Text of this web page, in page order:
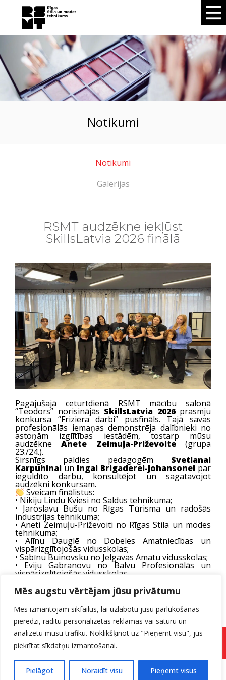
Mēs augstu vērtējam jūsu privātumu
Mēs izmantojam sīkfailus, lai uzlabotu jūsu pārlūkošanas
pieredzi, rādītu personalizētas reklāmas vai saturu un
analizētu mūsu trafiku. Noklikšķinot uz "Pieņemt visu", jūs
piekrītat sīkdatņu izmantošanai.
Pielāgot Noraidīt visu Pieņemt visus
Pieteikuma forma
notikumi
Notikumi
Galerijas
RSMT audzēkne iekļūst
SkillsLatvia 2026 finālā
Pagājušajā ceturtdienā RSMT mācību salonā
“Teodors” norisinājās SkillsLatvia 2026prasmju
konkursa “Friziera darbi” pusfināls. Tajā savas
profesionālās iemaņas demonstrēja dalībnieki no
astoņām izglītības iestādēm, tostarp mūsu
audzēkneAnete Zeimuļa-Priževoite(grupa
23./24.).
Sirsnīgs paldies pedagogēm Svetlanai
Karpuhinaiun Ingai Brigaderei-Johansonei par
ieguldīto darbu, konsultējot un sagatavojot
audzēkni konkursam.
Sveicam finālistus:
• Nikiju Lindu Kviesi no Saldus tehnikuma;
• Jaroslavu Bušu no Rīgas Tūrisma un radošās
industrijas tehnikuma;
• Aneti Zeimuļu-Priževoiti no Rīgas Stila un modes
tehnikuma;
• Alīnu Dauglē no Dobeles Amatniecības un
vispārizglītojošās vidusskolas;
• Sabīnu Buinovsku no Jelgavas Amatu vidusskolas;
• Eviju Gabranovu no Balvu Profesionālās un
vispārizglītojošās vidusskolas.
dalībniekus, kuri augstu novērtēja mūsu modernās
telpas, profesionālo aprīkojumu un iedvesmojošo
atmosfēru. Paldies skolotājaiSandrai Pelneipar
viesmīlību.
Šādi notikumi vēlreiz apliecina, cik būtiska ir
kvalitatīva mācību vide un atbalsts jaunajiem
talantiem ceļā uz izcilību.